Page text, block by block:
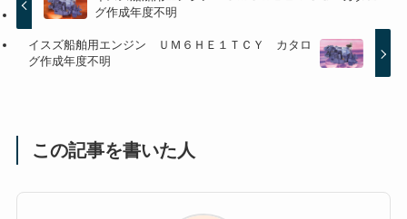
グ作成年度不明
イスズ船舶用エンジン ＵＭ６ＨＥ１ＴＣＹ カタロ
グ作成年度不明
この記事を書いた人